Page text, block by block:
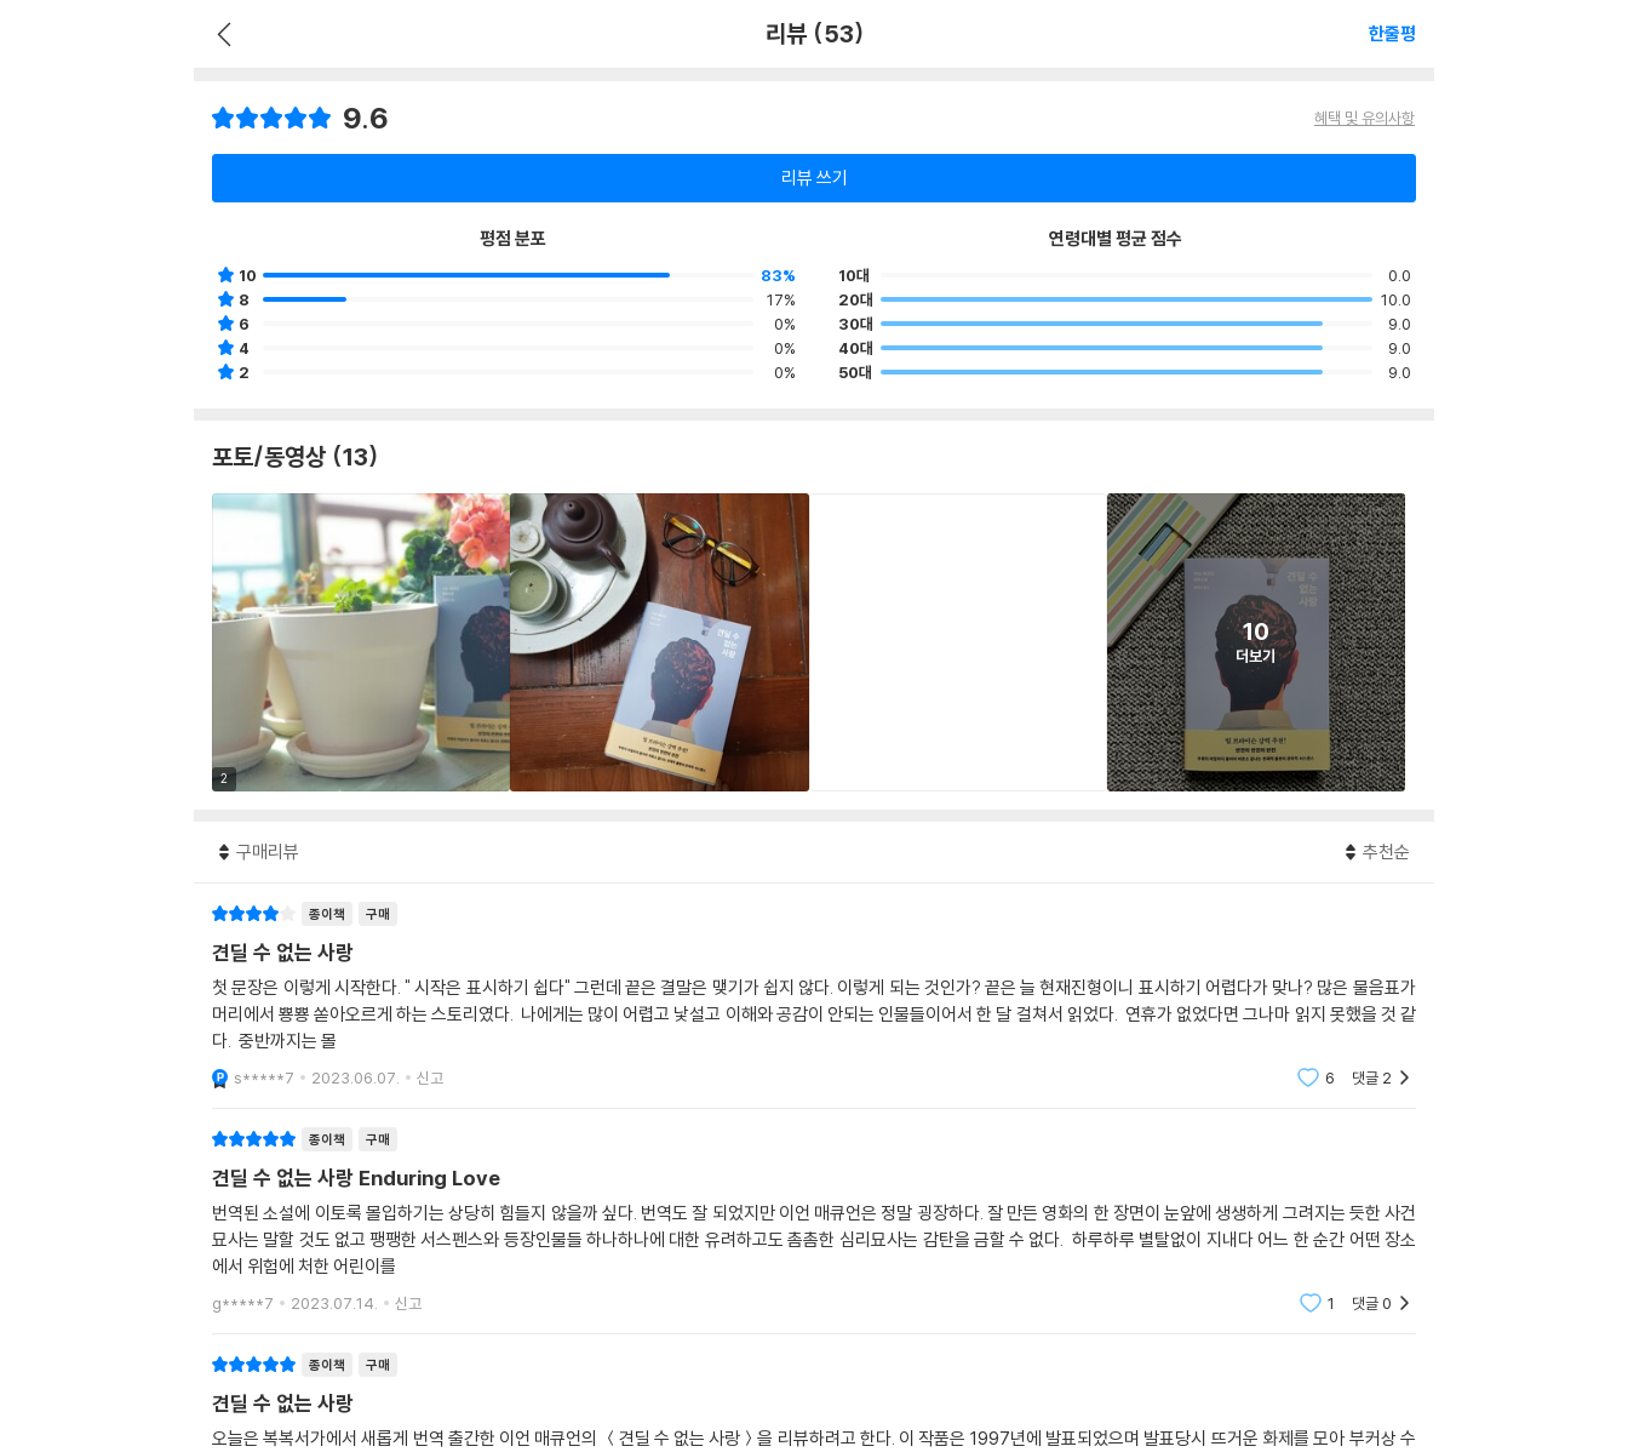
리뷰 (53) 한줄평
9.6 혜택 및 유의사항
리뷰 쓰기
평점 분포
10
83%
8
17%
6
0%
4
0%
2
0%
연령대별 평균 점수
10대
0.0
20대
10.0
30대
9.0
40대
9.0
50대
9.0
포토/동영상 (13)
2
10
더보기
구매리뷰 추천순
종이책 구매
견딜 수 없는 사랑
첫 문장은 이렇게 시작한다. " 시작은 표시하기 쉽다" 그런데 끝은 결말은 맺기가 쉽지 않다. 이렇게 되는 것인가? 끝은 늘 현재진형이니 표시하기 어렵다가 맞나? 많은 물음표가
머리에서 뿅뿅 쏟아오르게 하는 스토리였다. 나에게는 많이 어렵고 낯설고 이해와 공감이 안되는 인물들이어서 한 달 걸쳐서 읽었다. 연휴가 없었다면 그나마 읽지 못했을 것 같
다. 중반까지는 몰
s*****7 2023.06.07. 신고 6 댓글 2
종이책 구매
견딜 수 없는 사랑 Enduring Love
번역된 소설에 이토록 몰입하기는 상당히 힘들지 않을까 싶다. 번역도 잘 되었지만 이언 매큐언은 정말 굉장하다. 잘 만든 영화의 한 장면이 눈앞에 생생하게 그려지는 듯한 사건
묘사는 말할 것도 없고 팽팽한 서스펜스와 등장인물들 하나하나에 대한 유려하고도 촘촘한 심리묘사는 감탄을 금할 수 없다. 하루하루 별탈없이 지내다 어느 한 순간 어떤 장소
에서 위험에 처한 어린이를
g*****7 2023.07.14. 신고 1 댓글0
종이책 구매
견딜 수 없는 사랑
오늘은 복복서가에서 새롭게 번역 출간한 이언 매큐언의 ＜견딜 수 없는 사랑＞을 리뷰하려고 한다. 이 작품은 1997년에 발표되었으며 발표당시 뜨거운 화제를 모아 부커상 수